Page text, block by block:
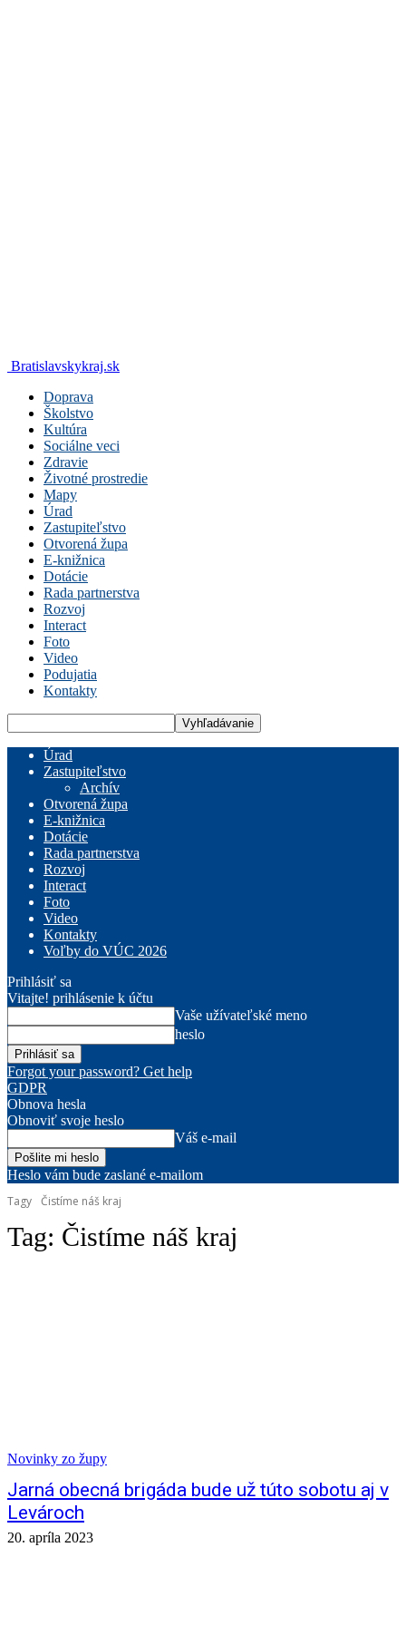
Bratislavskykraj.sk
Doprava
Školstvo
Kultúra
Sociálne veci
Zdravie
Životné prostredie
Mapy
Úrad
Zastupiteľstvo
Otvorená župa
E-knižnica
Dotácie
Rada partnerstva
Rozvoj
Interact
Foto
Video
Podujatia
Kontakty
Úrad
Zastupiteľstvo
Archív
Otvorená župa
E-knižnica
Dotácie
Rada partnerstva
Rozvoj
Interact
Foto
Video
Kontakty
Voľby do VÚC 2026
Prihlásiť sa
Vitajte! prihlásenie k účtu
Vaše užívateľské meno
heslo
Forgot your password? Get help
GDPR
Obnova hesla
Obnoviť svoje heslo
Váš e-mail
Heslo vám bude zaslané e-mailom
Tagy Čistíme náš kraj
Tag: Čistíme náš kraj
Novinky zo župy
Jarná obecná brigáda bude už túto sobotu aj v
Levároch
20. apríla 2023